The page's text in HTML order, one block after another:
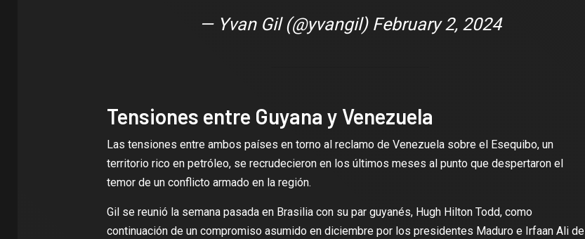
— Yvan Gil (@yvangil) February 2, 2024
Tensiones entre Guyana y Venezuela
Las tensiones entre ambos países en torno al reclamo de Venezuela sobre el Esequibo, un
territorio rico en petróleo, se recrudecieron en los últimos meses al punto que despertaron el
temor de un conflicto armado en la región.
Gil se reunió la semana pasada en Brasilia con su par guyanés, Hugh Hilton Todd, como
continuación de un compromiso asumido en diciembre por los presidentes Maduro e Irfaan Ali de